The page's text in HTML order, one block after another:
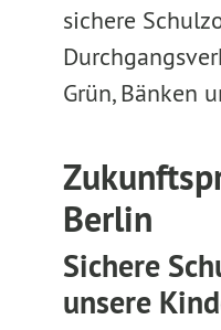
sichere
Grün, Bänken
Berlin
Sichere
unsere